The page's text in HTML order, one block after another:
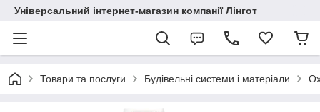
Універсальний інтернет-магазин компанії Лінгот
Товари та послуги Будівельні системи і матеріали